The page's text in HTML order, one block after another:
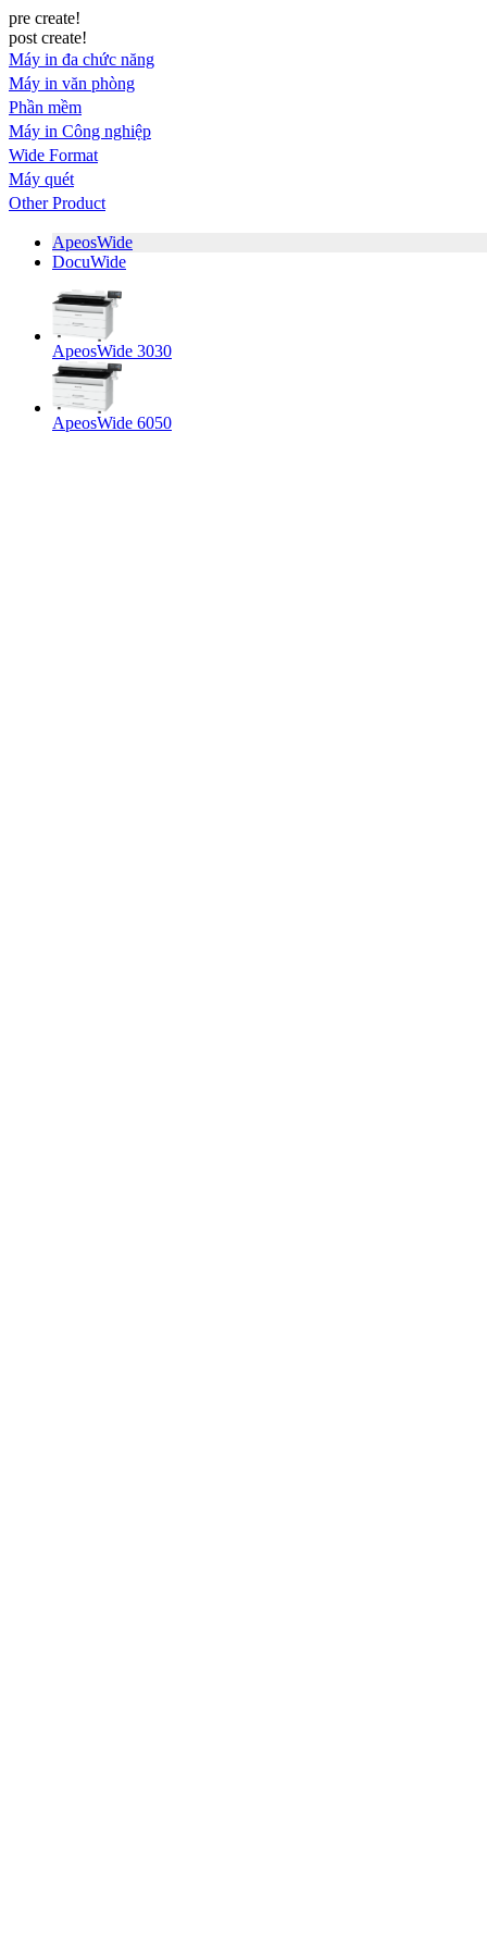
pre create!
post create!
Máy in đa chức năng
Máy in văn phòng
Phần mềm
Máy in Công nghiệp
Wide Format
Máy quét
Other Product
ApeosWide
DocuWide
ApeosWide 3030
ApeosWide 6050